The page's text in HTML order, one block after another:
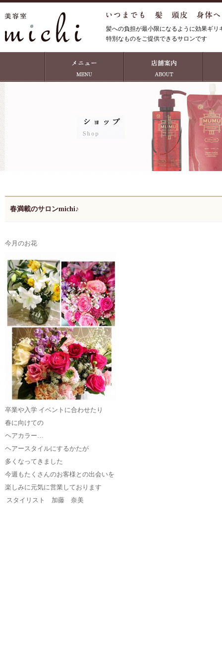
髪への負担が最小限になるように効果ギ
特別なものをご提供できるサロンです
春満載のサロンmichi♪
今月のお花
卒業や入学 イベントに合わせたり
春に向けての
ヘアカラー…
ヘアースタイルにするかたが
多くなってきました
今週もたくさんのお客様との出会いを
楽しみに元気に営業しております
スタイリスト 加藤 奈美